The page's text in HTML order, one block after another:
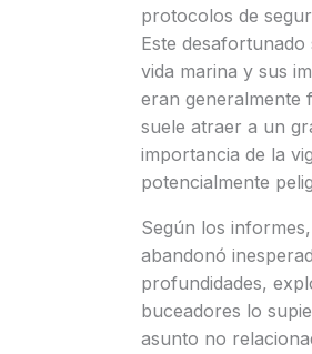
protocolos de
Este
vida marina y sus
eran generalmente
suele atraer a un
importancia de la
potencialmente
Según los
abandonó
profundidades,
buceadores lo
asunto no